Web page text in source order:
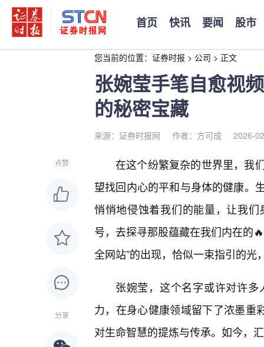
首页 快讯 要闻 股市
您当前的位置： 证券时报 > 公司 > 正文
张婉莹手笔自愈视
的秘密宝藏
来源：证券时报网 作者：方可成 2026-
点赞
分享
在这个纷繁复杂的世界里，我
望找回内心的平和与身体的健康。
悄悄地侵蚀着我们的能量，让我
号，去探寻那股蕴藏在我们内在的
全网站”的出现，恰似一束指引的
张婉莹，这个名字或许对许
力，在身心健康领域留下了浓墨重
对生命智慧的提炼与传承。如今，